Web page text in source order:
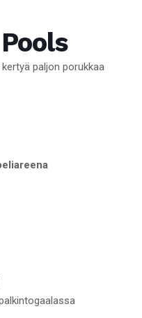
kertyä paljon porukkaa